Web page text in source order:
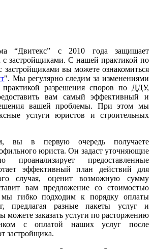
“Двитекс” с 2010 года защищает
с застройщиками. С нашей практикой по
вы можете ознакомиться
". Мы регулярно следим за изменениями
практикой разрешения споров по ДДУ,
вам самый эффективный и
вашей проблемы. При этом мы
услуги юристов и строительных
вы в первую очередь получаете
юриста. Он задаст уточняющие
проанализирует предоставленные
эффективный план действий для
случая, оценит возможную сумму
вам предложение со стоимостью
гибко подходим к порядку оплаты
предлагая разные пакеты услуг и
можете заказать услуги по расторжению
с оплатой наших услуг после
застройщика.